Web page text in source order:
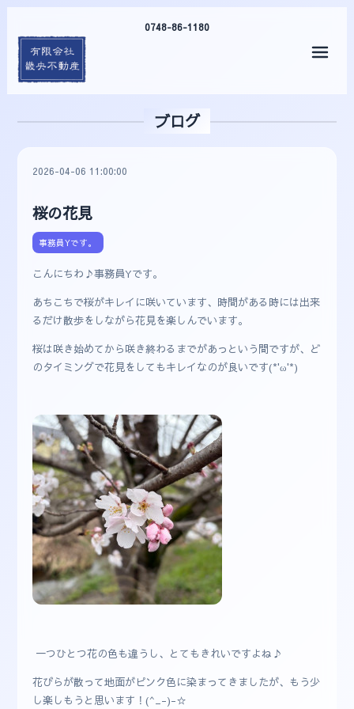
0748-86-1180
ブログ
2026-04-06 11:00:00
桜の花見
事務員Yです。
こんにちわ♪事務員Yです。
あちこちで桜がキレイに咲いています、時間がある時には出来
るだけ散歩をしながら花見を楽しんでいます。
桜は咲き始めてから咲き終わるまでがあっという間ですが、ど
のタイミングで花見をしてもキレイなのが良いです(*'ω'*)
一つひとつ花の色も違うし、とてもきれいですよね♪
花びらが散って地面がピンク色に染まってきましたが、もう少
し楽しもうと思います！(^_-)-☆